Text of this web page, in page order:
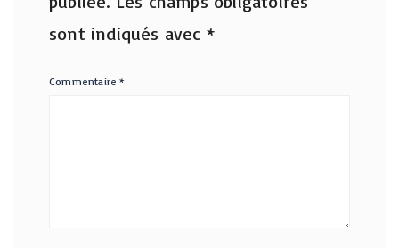
sont indiqués avec *
Commentaire*